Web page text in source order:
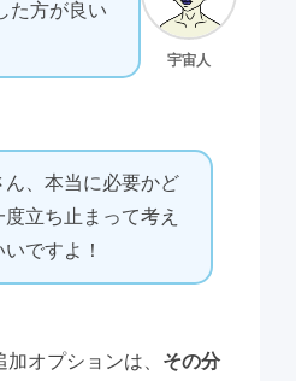
宇宙人
た方が良い
ん、本当に必要かど
度立ち止まって考え
ですよ！
オプションは、 その分